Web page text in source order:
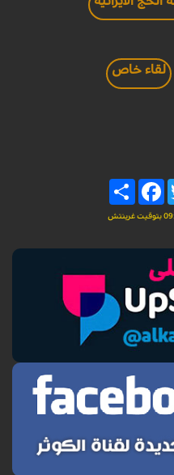
لقاء خاص
Share
Facebook